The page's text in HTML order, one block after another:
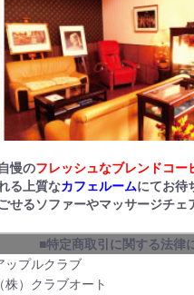
慢のフレッシュなブレンドコー
る上質なカフェルームにてお待
せるソファーやマッサージチェ
■特定商取引に関する法律
ップルクラブ
（株）クラブオート